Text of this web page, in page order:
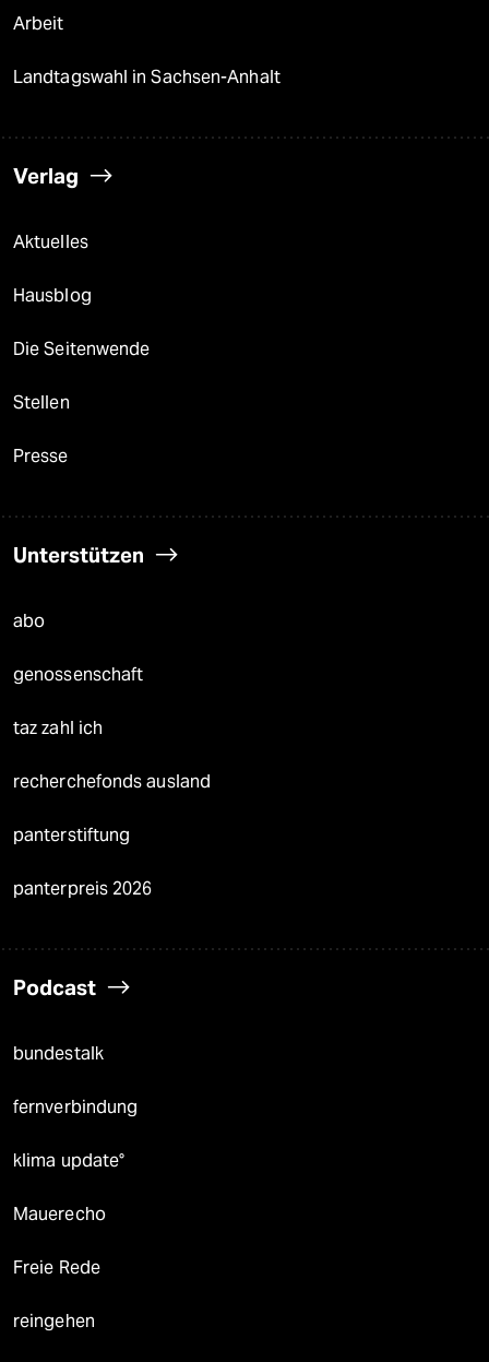
Arbeit
Landtagswahl in Sachsen-Anhalt
Verlag
Aktuelles
Hausblog
Die Seitenwende
Stellen
Presse
Unterstützen
abo
genossenschaft
taz zahl ich
recherchefonds ausland
panterstiftung
panterpreis 2026
Podcast
bundestalk
fernverbindung
klima update°
Mauerecho
Freie Rede
reingehen